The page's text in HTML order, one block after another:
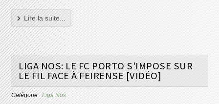
Lire la suite...
LIGA NOS: LE FC PORTO S'IMPOSE SUR
LE FIL FACE À FEIRENSE [VIDÉO]
Catégorie :Liga Nos